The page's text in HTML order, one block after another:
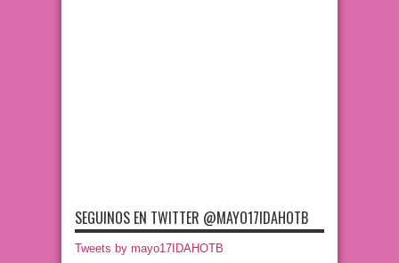
SEGUINOS EN TWITTER @MAYO17IDAHOTB
Tweets by mayo17IDAHOTB